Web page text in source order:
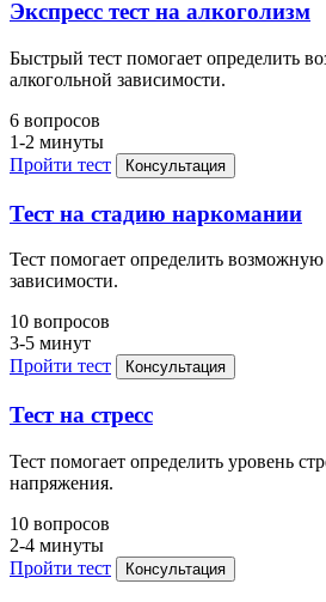
Экспресс тест на алкоголизм
Быстрый тест помогает определить
алкогольной зависимости.
6 вопросов
1-2 минуты
Пройти тест
Консультация
Тест на стадию наркомании
Тест помогает определить
зависимости.
10 вопросов
3-5 минут
Пройти тест
Консультация
Тест на стресс
Тест помогает определить уровень
напряжения.
10 вопросов
2-4 минуты
Пройти тест
Консультация